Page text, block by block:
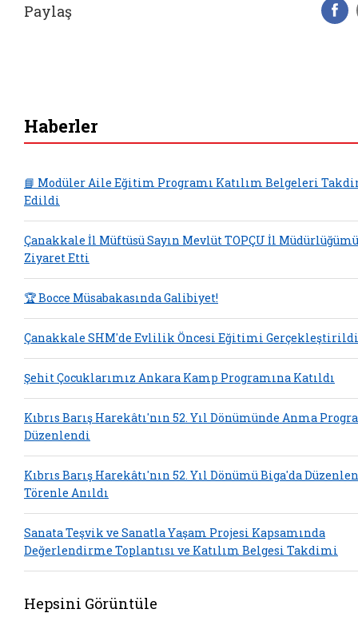
Paylaş
Haberler
📘 Modüler Aile Eğitim Programı Katılım Belgeleri
Edildi
Çanakkale İl Müftüsü Sayın Mevlüt TOPÇU İl
Ziyaret Etti
🏆 Bocce Müsabakasında Galibiyet!
Çanakkale SHM'de Evlilik Öncesi Eğitimi Gerçekleştirildi
Şehit Çocuklarımız Ankara Kamp Programına Katıldı
Kıbrıs Barış Harekâtı'nın 52. Yıl Dönümünde Anma
Düzenlendi
Kıbrıs Barış Harekâtı'nın 52. Yıl Dönümü Biga'da
Törenle Anıldı
Sanata Teşvik ve Sanatla Yaşam Projesi Kapsamında
Değerlendirme Toplantısı ve Katılım Belgesi Takdimi
Hepsini Görüntüle